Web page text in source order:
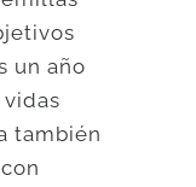
un año
también